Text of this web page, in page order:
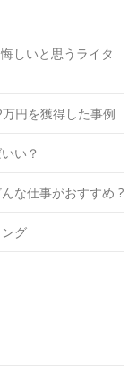
しいと思うライタ
円を獲得した事例
い？
な仕事がおすすめ ?
グ